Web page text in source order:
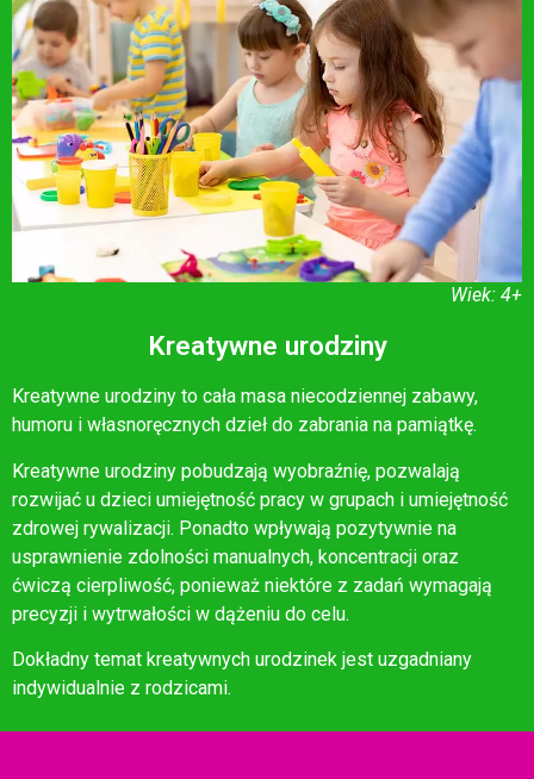
Wiek: 4+
Kreatywne urodziny
Kreatywne urodziny to cała masa niecodziennej zabawy,
humoru i własnoręcznych dzieł do zabrania na pamiątkę.
Kreatywne urodziny pobudzają wyobraźnię, pozwalają
rozwijać u dzieci umiejętność pracy w grupach i umiejętność
zdrowej rywalizacji. Ponadto wpływają pozytywnie na
usprawnienie zdolności manualnych, koncentracji oraz
ćwiczą cierpliwość, ponieważ niektóre z zadań wymagają
precyzji i wytrwałości w dążeniu do celu.
Dokładny temat kreatywnych urodzinek jest uzgadniany
indywidualnie z rodzicami.